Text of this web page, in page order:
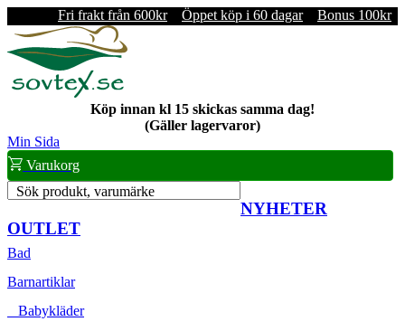
Fri frakt från 600kr Öppet köp i 60 dagar Bonus 100kr
Köp innan kl 15 skickas samma dag!
(Gäller lagervaror)
Min Sida
Varukorg
Sök produkt, varumärke
NYHETER
OUTLET
Bad
Barnartiklar
Babykläder